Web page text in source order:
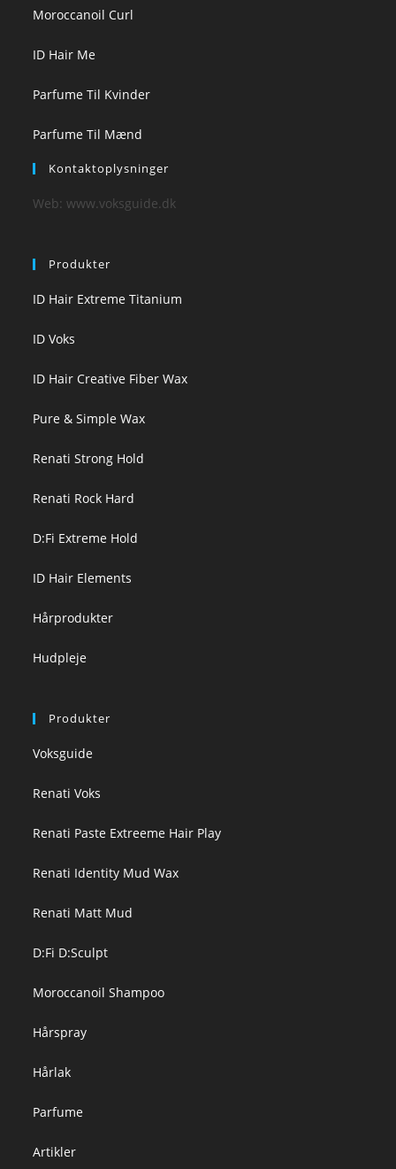
Moroccanoil Curl
ID Hair Me
Parfume Til Kvinder
Parfume Til Mænd
Kontaktoplysninger
Web: www.voksguide.dk
Produkter
ID Hair Extreme Titanium
ID Voks
ID Hair Creative Fiber Wax
Pure & Simple Wax
Renati Strong Hold
Renati Rock Hard
D:Fi Extreme Hold
ID Hair Elements
Hårprodukter
Hudpleje
Produkter
Voksguide
Renati Voks
Renati Paste Extreeme Hair Play
Renati Identity Mud Wax
Renati Matt Mud
D:Fi D:Sculpt
Moroccanoil Shampoo
Hårspray
Hårlak
Parfume
Artikler